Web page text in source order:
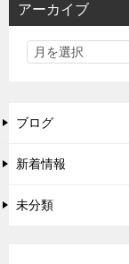
アーカイブ
ブログ
新着情報
未分類